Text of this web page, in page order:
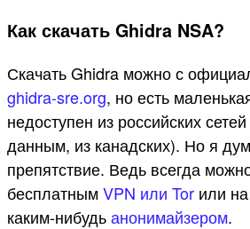
Как скачать Ghidra NSA?
Скачать Ghidra можно с
ghidra-sre.org, но есть
недоступен из российских
данным, из канадских). Но я
препятствие. Ведь всегда
бесплатнымVPN или Tor или
каким-нибудьанонимайзером.